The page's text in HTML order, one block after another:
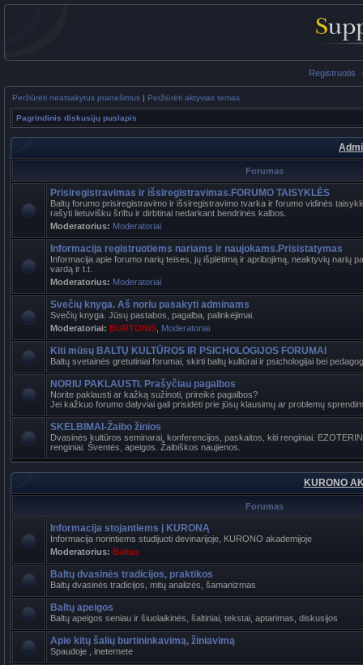
Registruotis
Peržiūrėti neatsakytus pranešimus | Peržiūrėti aktyvias temas
Pagrindinis diskusijų puslapis
Forumas
Prisiregistravimas ir išsiregistravimas.FORUMO TAISYKLĖS
Baltų forumo prisiregistravimo ir išsiregistravimo tvarka ir forumo vidinės
rašyti lietuvišku šriftu ir dirbtinai nedarkant bendrinės kalbos.
Moderatorius: Moderatoriai
Informacija registruotiems nariams ir naujokams.Prisistatymas
Informacija apie forumo narių teises, jų išplėtimą ir apribojimą, neaktyvių narių
vardą ir t.t.
Moderatorius: Moderatoriai
Svečių knyga. Aš noriu pasakyti adminams
Svečių knyga. Jūsų pastabos, pagalba, palinkėjimai.
Moderatoriai: BURTONIS Moderatoriai
Kiti mūsų BALTŲ KULTŪROS IR PSICHOLOGIJOS FORUMAI
Baltų svetainės gretutiniai forumai, skirti baltų kultūrai ir psichologijai bei
NORIU PAKLAUSTI. Prašyčiau pagalbos
Norite paklausti ar kažką sužinoti, prireikė pagalbos?
Jei kažkuo forumo dalyviai gali prisidėti prie jūsų klausimų ar problemų
SKELBIMAI-Žaibo žinios
Dvasinės kultūros seminarai, konferencijos, paskaitos, kiti renginiai.
renginiai. Šventės, apeigos. Žaibiškos naujienos.
KURONO
Forumas
Informacija stojantiems į KURONĄ
Informacija norintiems studijuoti devinarijoje, KURONO akademijoje
Moderatorius: Baltas
Baltų dvasinės tradicijos, praktikos
Baltų dvasinės tradicijos, mitų analizės, šamanizmas
Baltų apeigos
Baltų apeigos seniau ir šiuolaikinės, šaltiniai, tekstai, aptarimas, diskusijos
Apie kitų šalių burtininkavimą, žiniavimą
Spaudoje , ineternete